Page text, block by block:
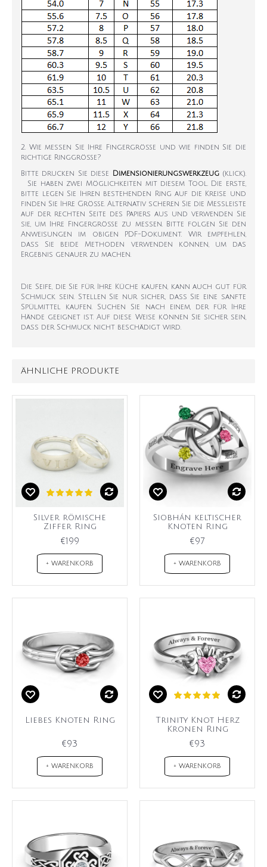
2. Wie messen Sie Ihre Fingergröße und wie finden Sie die
richtige Ringgröße?
Bitte drucken Sie diese Dimensionierungswerkzeug (klick).
Sie haben zwei Möglichkeiten mit diesem Tool. Die erste,
bitte legen Sie Ihren bestehenden Ring auf die Kreise und
finden Sie Ihre Größe. Alternativ scheren Sie die Messleiste
auf der rechten Seite des Papiers aus und verwenden Sie
sie, um Ihre Fingergröße zu messen. Bitte folgen Sie den
Anweisungen im obigen PDF-Dokument. Wir empfehlen,
dass Sie beide Methoden verwenden können, um das
Ergebnis genauer zu machen.
Die Seife, die Sie für Ihre Küche kaufen, kann auch gut für
Schmuck sein. Stellen Sie nur sicher, dass Sie eine sanfte
Spülmittel kaufen. Suchen Sie nach einem, der für Ihre
Hände geeignet ist. Auf diese Weise können Sie sicher sein,
dass der Schmuck nicht beschädigt wird.
ÄHNLICHE PRODUKTE
Silver römische
Ziffer Ring
€199
+ WARENKORB
Siobhán keltischer
Knoten Ring
€97
+ WARENKORB
Liebes Knoten Ring
€93
+ WARENKORB
Trinity Knot Herz
Kronen Ring
€93
+ WARENKORB